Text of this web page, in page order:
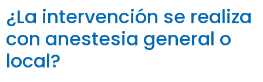
¿La intervención se realiza
con anestesia general o
local?